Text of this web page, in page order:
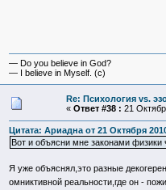
— Do you believe in God?
— I believe in Myself. (c)
Re: Психология vs.
« Ответ #38 : 21
Цитата: Ариадна от 21 Октября
Вот и объясни мне законами
Я уже объяснял,это разные
омниктивной реальности,где он -